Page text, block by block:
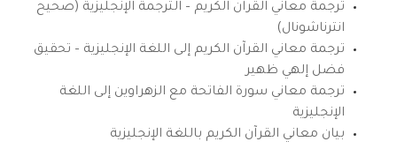
ترجمة معاني القرآن الكريم – الترجمة الإنجليزية (صحيح
انترناشونال)
ترجمة معاني القرآن الكريم إلى اللغة الإنجليزية – تحقيق
فضل إلهي ظهير
ترجمة معاني سورة الفاتحة مع الزهراوين إلى اللغة
الإنجليزية
بيان معاني القرآن الكريم باللغة الإنجليزية